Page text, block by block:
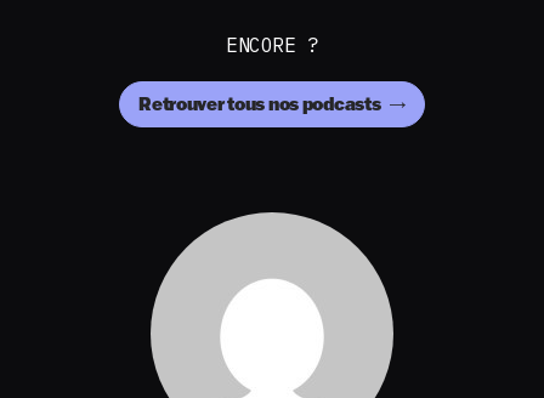
ENCORE ?
Retrouver tous nos podcasts